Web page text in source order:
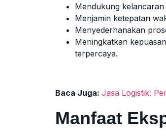
Mendukung
Menjamin ketepatan
Menyederhanakan
Meningkatkan
terpercaya.
Baca Juga: Jasa Logistik:
Manfaat